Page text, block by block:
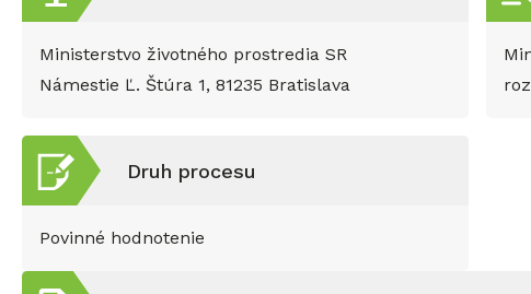
Ministerstvo životného prostredia SR
Námestie Ľ. Štúra 1, 81235 Bratislava
Druh procesu
Povinné hodnotenie